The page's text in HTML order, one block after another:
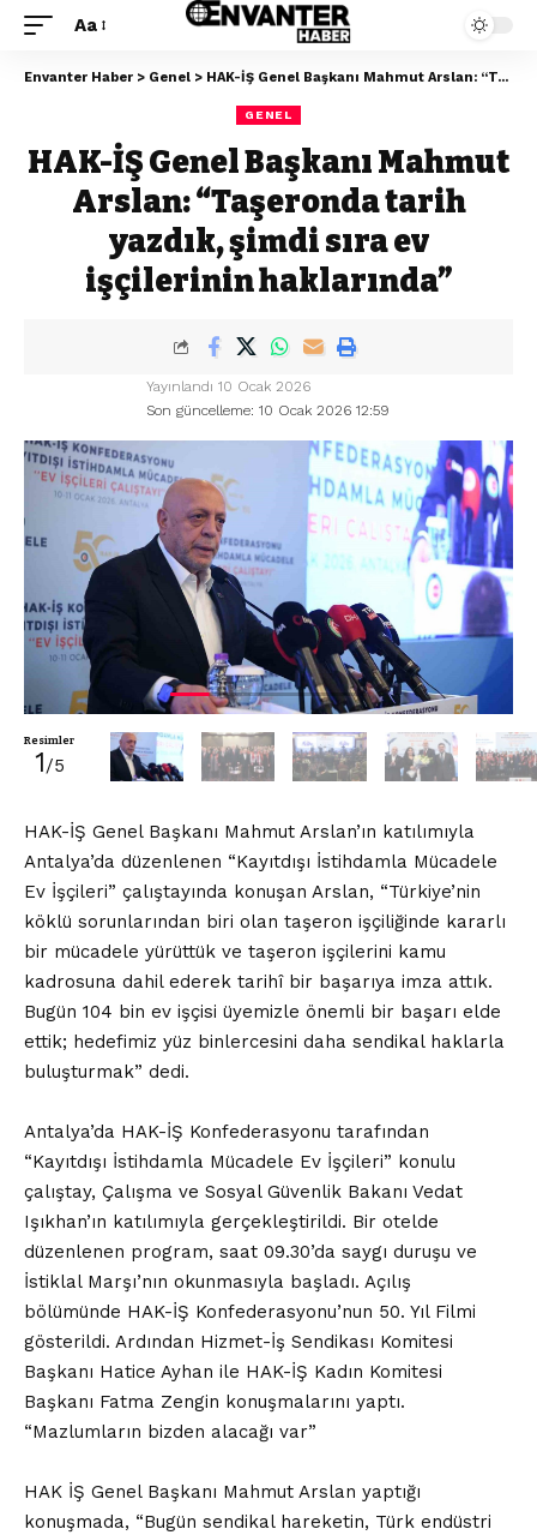
Aa
Envanter Haber > Genel > HAK-İŞ Genel Başkanı Mahmut Arslan: “Taşeronda tarih yazdık, şimdi sıra ev işçilerinin haklarında”
GENEL
HAK-İŞ Genel Başkanı Mahmut
Arslan: “Taşeronda tarih
yazdık, şimdi sıra ev
işçilerinin haklarında”
Son güncelleme: 10 Ocak 2026 12:59
Yayınlandı 10 Ocak 2026
Resimler
1/5
HAK-İŞ Genel Başkanı Mahmut Arslan’ın katılımıyla
Antalya’da düzenlenen “Kayıtdışı İstihdamla Mücadele
Ev İşçileri” çalıştayında konuşan Arslan, “Türkiye’nin
köklü sorunlarından biri olan taşeron işçiliğinde kararlı
bir mücadele yürüttük ve taşeron işçilerini kamu
kadrosuna dahil ederek tarihî bir başarıya imza attık.
Bugün 104 bin ev işçisi üyemizle önemli bir başarı elde
ettik; hedefimiz yüz binlercesini daha sendikal haklarla
buluşturmak” dedi.
Antalya’da HAK-İŞ Konfederasyonu tarafından
“Kayıtdışı İstihdamla Mücadele Ev İşçileri” konulu
çalıştay, Çalışma ve Sosyal Güvenlik Bakanı Vedat
Işıkhan’ın katılımıyla gerçekleştirildi. Bir otelde
düzenlenen program, saat 09.30’da saygı duruşu ve
İstiklal Marşı’nın okunmasıyla başladı. Açılış
bölümünde HAK-İŞ Konfederasyonu’nun 50. Yıl Filmi
gösterildi. Ardından Hizmet-İş Sendikası Komitesi
Başkanı Hatice Ayhan ile HAK-İŞ Kadın Komitesi
Başkanı Fatma Zengin konuşmalarını yaptı.
“Mazlumların bizden alacağı var”
HAK İŞ Genel Başkanı Mahmut Arslan yaptığı
konuşmada, “Bugün sendikal hareketin, Türk endüstri